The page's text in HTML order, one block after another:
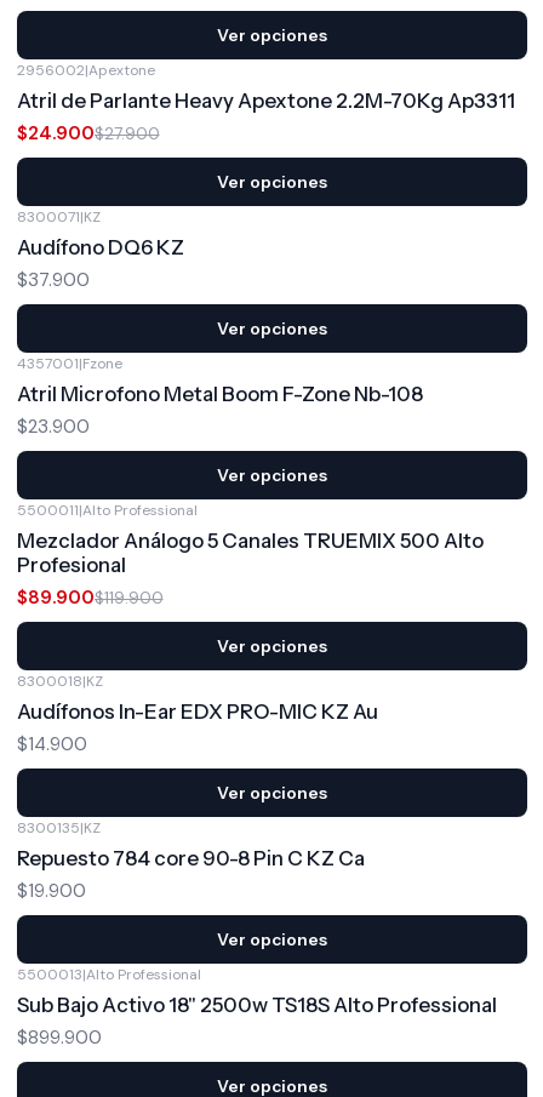
Ver opciones
2956002|Apextone
Atril de Parlante Heavy Apextone 2.2M-70Kg Ap3311
$24.900$27.900
Ver opciones
8300071|KZ
Audífono DQ6 KZ
$37.900
Ver opciones
4357001|Fzone
Atril Microfono Metal Boom F-Zone Nb-108
$23.900
Ver opciones
5500011|Alto Professional
Mezclador Análogo 5 Canales TRUEMIX 500 Alto
Profesional
$89.900$119.900
Ver opciones
8300018|KZ
Audífonos In-Ear EDX PRO-MIC KZ Au
$14.900
Ver opciones
8300135|KZ
Repuesto 784 core 90-8 Pin C KZ Ca
$19.900
Ver opciones
5500013|Alto Professional
Sub Bajo Activo 18" 2500w TS18S Alto Professional
$899.900
Ver opciones